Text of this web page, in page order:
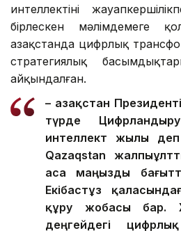
интеллектіні
бірлескен мәлімдемеге
Қазақстанда цифрлық
стратегиялық
айқындалған.
– Қазақстан
түрде
интеллект жылы
Qazaqstan
аса маңызды
Екібастұз
құру жобасы бар.
деңгейдегі